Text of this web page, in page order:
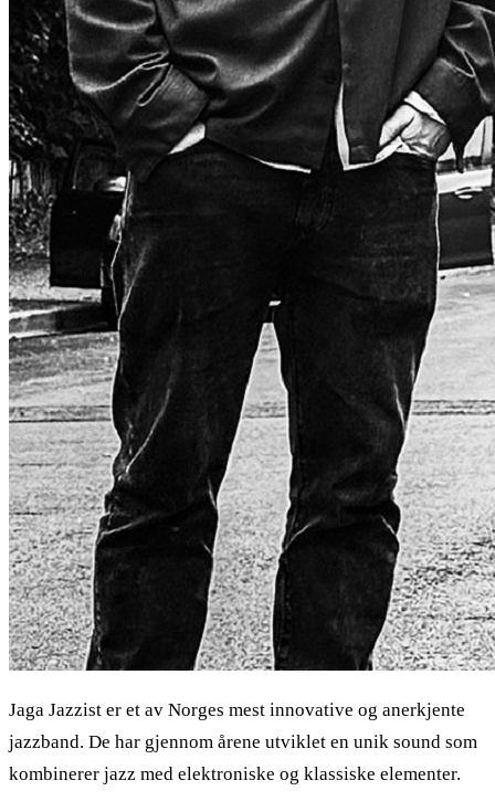
Jaga Jazzist er et av Norges mest innovative og anerkjente
jazzband. De har gjennom årene utviklet en unik sound som
kombinerer jazz med elektroniske og klassiske elementer.